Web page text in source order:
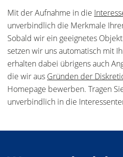
Mit der Aufnahme in die
unverbindlich die Merkmale
Sobald wir ein geeignetes
setzen wir uns automatisch mit
erhalten dabei übrigens auch
die wir aus Gründen der
Homepage bewerben. Tragen
unverbindlich in die